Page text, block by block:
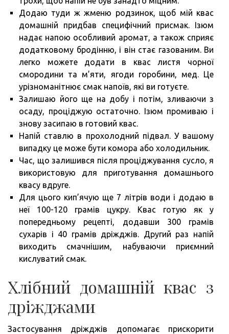
Додаю туди ж жменю родзинок, щоб мій квас
домашній придбав специфічний присмак. Ізюм
надає напою особливий аромат, а також сприяє
додатковому бродінню, і він стає газованим. Ви
легко можете додати в квас листя чорної
смородини та м’яти, ягоди горобини, мед. Це
урізноманітнює смак напоїв, які ви готуєте.
Залишаю його ще на добу і потім, зливаючи з
осаду, проціджую остаточно. Ізюм промиваю і
знову засипаю в готовий квас.
Напій ставлю в прохолодний підвал. У вашому
випадку це може бути комора або холодильник.
Час, що залишився після проціджування сусло, я
використовую для приготування домашнього
квасу вдруге.
Для цього кип’ячую ще 7 літрів води і додаю в
неї 100-120 грамів цукру. Квас готую як у
попередньому рецепті, додавши 300 грамів
сухарів і 40 грамів дріжджів. Другий раз напій
виходить смачнішим, набуваючи приємний
кислуватий смак.
Хлібний домашній квас з
дріжджами
Застосування дріжджів допомагає прискорити